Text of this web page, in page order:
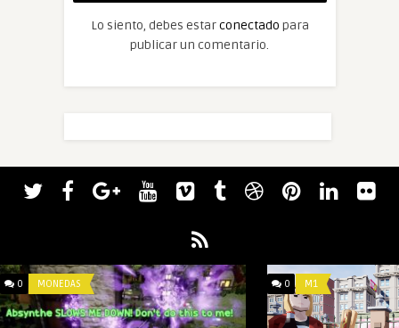
Lo siento, debes estarconectado para
publicar un comentario.
0 MONEDAS 0 M1